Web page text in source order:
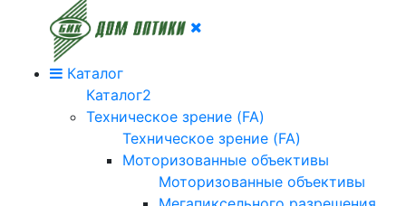
Каталог
Каталог2
Техническое зрение (FA)
Техническое зрение (FA)
Моторизованные объективы
Моторизованные объективы